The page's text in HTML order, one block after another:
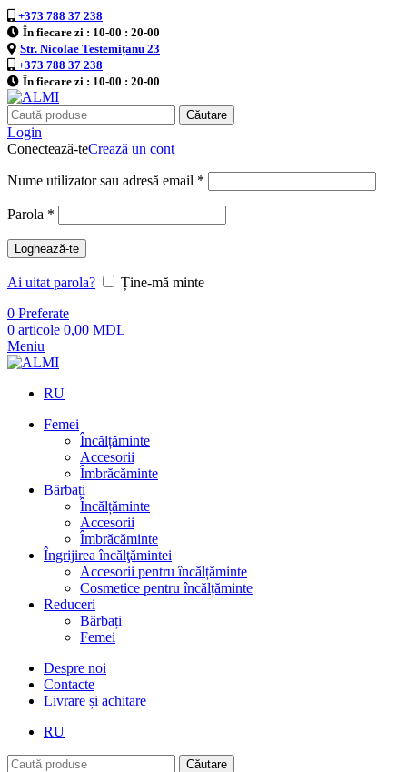
+373 788 37 238
În fiecare zi : 10-00 : 20-00
Str. Nicolae Testemițanu 23
+373 788 37 238
În fiecare zi : 10-00 : 20-00
Căutare
Login
Conectează-teCrează un cont
Nume utilizator sau adresă email *
Parola *
Loghează-te
Ai uitat parola?
Ține-mă minte
0 Preferate
0 articole 0,00 MDL
Meniu
RU
Femei
Încălțăminte
Accesorii
Îmbrăcăminte
Bărbați
Încălțăminte
Accesorii
Îmbrăcăminte
Îngrijirea încălţămintei
Accesorii pentru încălțăminte
Cosmetice pentru încălțăminte
Reduceri
Bărbați
Femei
Despre noi
Contacte
Livrare și achitare
RU
Căutare